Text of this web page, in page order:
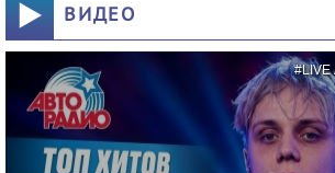
ВИДЕО
#LIVE